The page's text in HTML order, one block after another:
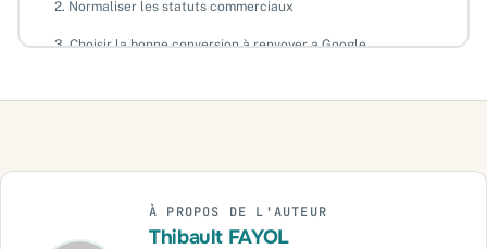
2. Normaliser les statuts commerciaux
3. Choisir la bonne conversion à renvoyer a Google
CRM utile ?
Quand cela change vraiment le ROI
Le lien avec Enhanced Conversions for Leads
À PROPOS DE L'AUTEUR
Thibault FAYOL